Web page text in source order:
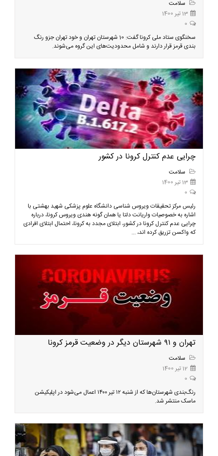
سلامت
13 تیر 1400
0
سخنگوی ستاد ملی کرونا گفت: 10 شهرستان تهران و خود تهران جزو رنگ
بندی قرمز قرار دارند و شامل محدودیت‌های این گروه می‌شوند.
چرایی عدم کنترل کرونا در کشور
سلامت
13 تیر 1400
0
رئیس مرکز تحقیقات ویروس شناسی دانشگاه علوم پزشکی شهید بهشتی با
اشاره به خصوصیات واریانت دلتا یا همان گونه هندی ویروس کرونا، درباره
چرایی عدم کنترل کرونا در کشور، ابتلای مجدد به کرونا، احتمال ابتلای افرادی
که واکسن تزریق کرده اند، ...
تهران و ۹۱ شهرستان دیگر در وضعیت قرمز کرونا
سلامت
12 تیر 1400
0
رنگ‌بندی شهرستان‌ها که از شنبه ۱۲ تیر ۱۴۰۰ اعمال می‌شود در اپلیکیشن
ماسک منتشر شد.